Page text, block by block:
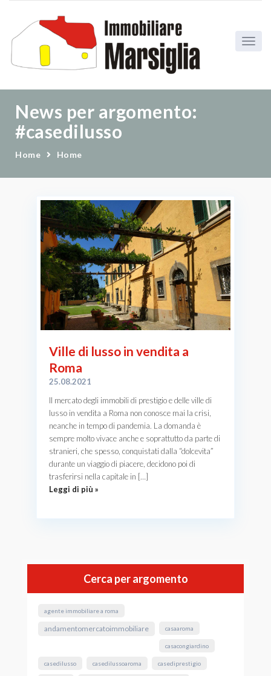
News per argomento:
#casedilusso
Home Home
Ville di lusso in vendita a
Roma
25.08.2021
Il mercato degli immobili di prestigio e delle ville di
lusso in vendita a Roma non conosce mai la crisi,
neanche in tempo di pandemia. La domanda è
sempre molto vivace anche e soprattutto da parte di
stranieri, che spesso, conquistati dalla “dolcevita”
durante un viaggio di piacere, decidono poi di
trasferirsi nella capitale in […]
Leggi di più »
Cerca per argomento
agente immobiliare a roma
andamentomercatoimmobiliare casaaroma
casacongiardino
casedilusso casedilussoaroma casediprestigio